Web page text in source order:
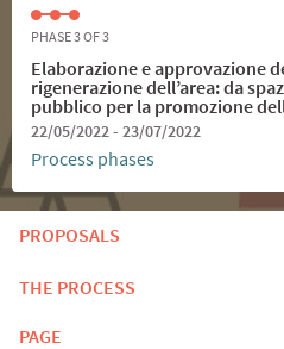
PHASE 3 OF 3
Elaborazione e approvazione
rigenerazione dell’area: da
pubblico per la promozione
22/05/2022 - 23/07/2022
Process phases
PROPOSALS
THE PROCESS
PAGE